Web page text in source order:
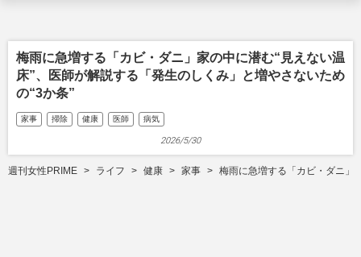
梅雨に急増する「カビ・ダニ」家の中に潜む“見えない温
床”、医師が解説する「発生のしくみ」と増やさないため
の“3か条”
家事 掃除 健康 医師 病気
2026/5/30
週刊女性PRIME ライフ 健康 家事 梅雨に急増する「カビ・ダニ」